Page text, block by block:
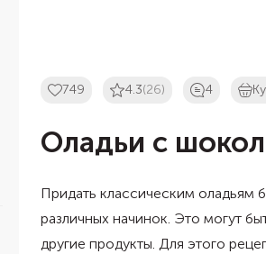
749 4.3(26) 4
Оладьи с
Придать классическим
различных начинок. Это могут
другие продукты. Для этого